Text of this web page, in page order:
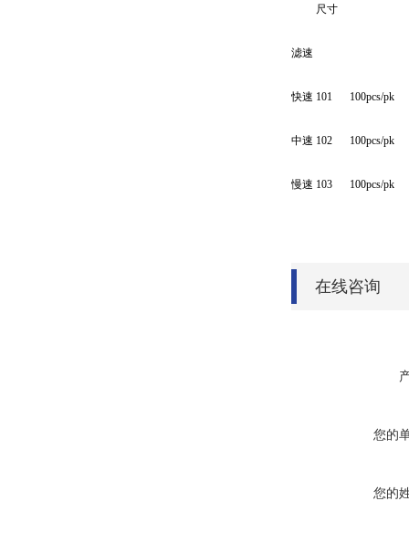
尺寸
滤速
快速 101 100pcs/pk
中速 102 100pcs/pk
慢速 103 100pcs/pk
在线咨询
您的
您的